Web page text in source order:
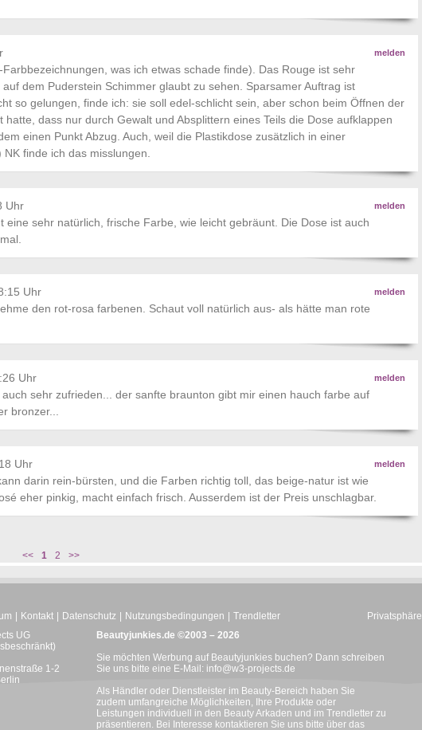
melden
was ich etwas schade finde). Das Rouge ist sehr
dem Puderstein Schimmer glaubt zu sehen. Sparsamer Auftrag ist
so gelungen, finde ich: sie soll edel-schlicht sein, aber schon beim Öffnen der
dass nur durch Gewalt und Absplittern eines Teils die Dose aufklappen
einen Punkt Abzug. Auch, weil die Plastikdose zusätzlich in einer
finde ich das misslungen.
melden
Uhr
sehr natürlich, frische Farbe, wie leicht gebräunt. Die Dose ist auch
melden
Uhr
den rot-rosa farbenen. Schaut voll natürlich aus- als hätte man rote
melden
Uhr
sehr zufrieden... der sanfte braunton gibt mir einen hauch farbe auf
bronzer...
melden
Uhr
darin rein-bürsten, und die Farben richtig toll, das beige-natur ist wie
eher pinkig, macht einfach frisch. Ausserdem ist der Preis unschlagbar.
<< 1 2 >>
Privatsphäre
Kontakt Datenschutz Nutzungsbedingungen
Trendletter
UG
1-2
Beautyjunkies.de ©2003 – 2026
Sie möchten Werbung auf Beautyjunkies buchen? Dann schreiben
Sie uns bitte eine E-Mail: info@w3-projects.de
Als Händler oder Dienstleister im Beauty-Bereich haben Sie
zudem umfangreiche Möglichkeiten, Ihre Produkte oder
Leistungen individuell in den Beauty Arkaden und im Trendletter zu
präsentieren. Bei Interesse kontaktieren Sie uns bitte über das